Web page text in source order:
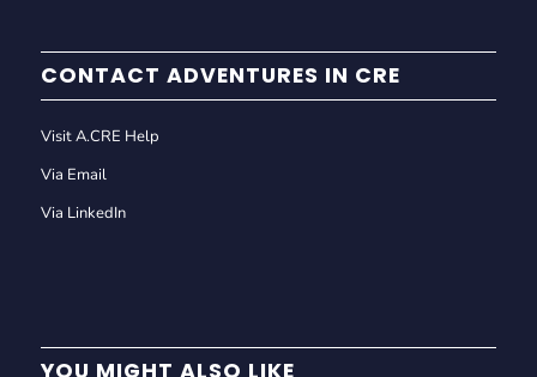
CONTACT ADVENTURES IN CRE
Visit A.CRE Help
Via Email
Via LinkedIn
YOU MIGHT ALSO LIKE